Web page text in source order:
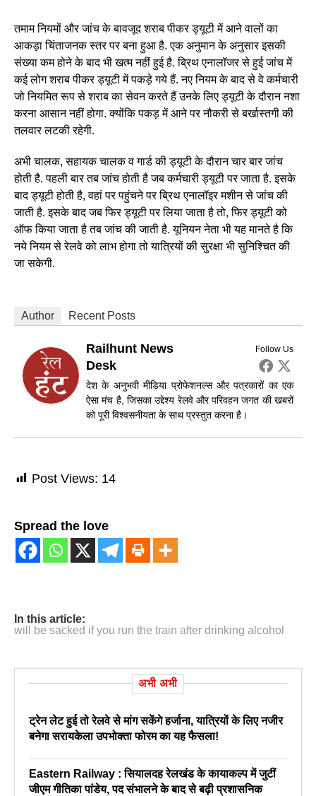
तमाम नियमों और जांच के बावजूद शराब पीकर ड्यूटी में आने वालों का
आकड़ा चिंताजनक स्तर पर बना हुआ है. एक अनुमान के अनुसार इसकी
संख्या कम होने के बाद भी खत्म नहीं हुई है. ब्रिथ एनालॉजर से हुई जांच में
कई लोग शराब पीकर ड्यूटी में पकड़े गये हैं. नए नियम के बाद से वे कर्मचारी
जो नियमित रूप से शराब का सेवन करते हैं उनके लिए ड्यूटी के दौरान नशा
करना आसान नहीं होगा. क्योंकि पकड़ में आने पर नौकरी से बर्खास्तगी की
तलवार लटकी रहेगी.
अभी चालक, सहायक चालक व गार्ड की ड्यूटी के दौरान चार बार जांच
होती है. पहली बार तब जांच होती है जब कर्मचारी ड्यूटी पर जाता है. इसके
बाद ड्यूटी होती है, वहां पर पहुंचने पर ब्रिथ एनालॉइर मशीन से जांच की
जाती है. इसके बाद जब फिर ड्यूटी पर लिया जाता है तो, फिर ड्यूटी को
ऑफ किया जाता है तब जांच की जाती है. यूनियन नेता भी यह मानते है कि
नये नियम से रेलवे को लाभ होगा तो यात्रियों की सुरक्षा भी सुनिश्चित की
जा सकेगी.
Author Recent Posts
Follow Us
Railhunt News
Desk
देश के अनुभवी मीडिया प्रोफेशनल्स और पत्रकारों का एक
ऐसा मंच है, जिसका उद्देश्य रेलवे और परिवहन जगत की खबरों
को पूरी विश्वसनीयता के साथ प्रस्तुत करना है।
Post Views: 14
Spread the love
In this article:
will be sacked if you run the train after drinking alcohol
अभी अभी
ट्रेन लेट हुई तो रेलवे से मांग सकेंगे हर्जाना, यात्रियों के लिए नजीर
बनेगा सरायकेला उपभोक्ता फोरम का यह फैसला!
Eastern Railway : सियालदह रेलखंड के कायाकल्प में जुटीं
जीएम गीतिका पांडेय, पद संभालने के बाद से बढ़ी प्रशासनिक